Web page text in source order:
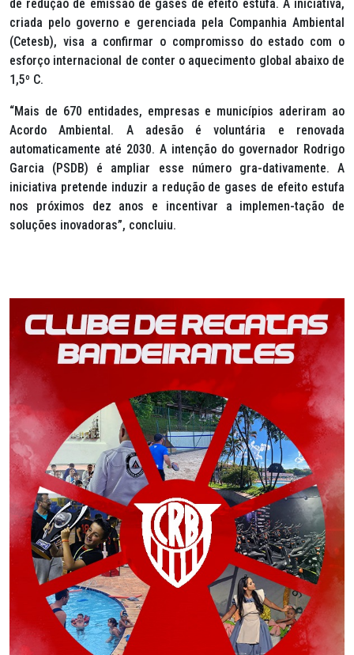
de redução de emissão de gases de efeito estufa. A iniciativa,
criada pelo governo e gerenciada pela Companhia Ambiental
(Cetesb), visa a confirmar o compromisso do estado com o
esforço internacional de conter o aquecimento global abaixo de
1,5º C.
“Mais de 670 entidades, empresas e municípios aderiram ao
Acordo Ambiental. A adesão é voluntária e renovada
automaticamente até 2030. A intenção do governador Rodrigo
Garcia (PSDB) é ampliar esse número gra-dativamente. A
iniciativa pretende induzir a redução de gases de efeito estufa
nos próximos dez anos e incentivar a implemen-tação de
soluções inovadoras”, concluiu.